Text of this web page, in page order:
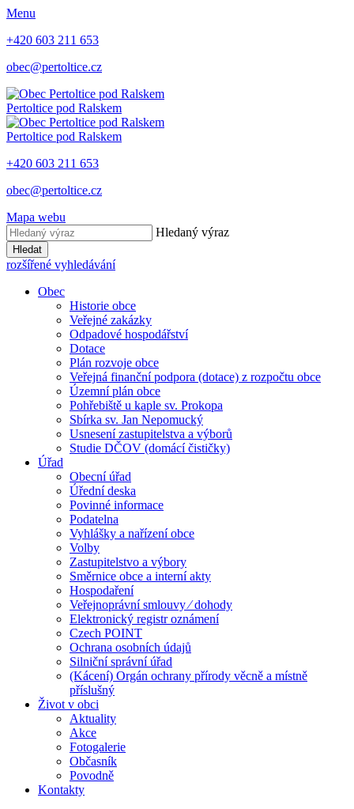
Menu
+420 603 211 653
obec@pertoltice.cz
Pertoltice pod Ralskem
Pertoltice pod Ralskem
+420 603 211 653
obec@pertoltice.cz
Mapa webu
Hledaný výraz
Hledat
rozšířené vyhledávání
Obec
Historie obce
Veřejné zakázky
Odpadové hospodářství
Dotace
Plán rozvoje obce
Veřejná finanční podpora (dotace) z rozpočtu obce
Územní plán obce
Pohřebiště u kaple sv. Prokopa
Sbírka sv. Jan Nepomucký
Usnesení zastupitelstva a výborů
Studie DČOV (domácí čističky)
Úřad
Obecní úřad
Úřední deska
Povinné informace
Podatelna
Vyhlášky a nařízení obce
Volby
Zastupitelstvo a výbory
Směrnice obce a interní akty
Hospodaření
Veřejnoprávní smlouvy ⁄ dohody
Elektronický registr oznámení
Czech POINT
Ochrana osobních údajů
Silniční správní úřad
(Kácení) Orgán ochrany přírody věcně a místně
příslušný
Život v obci
Aktuality
Akce
Fotogalerie
Občasník
Povodně
Kontakty